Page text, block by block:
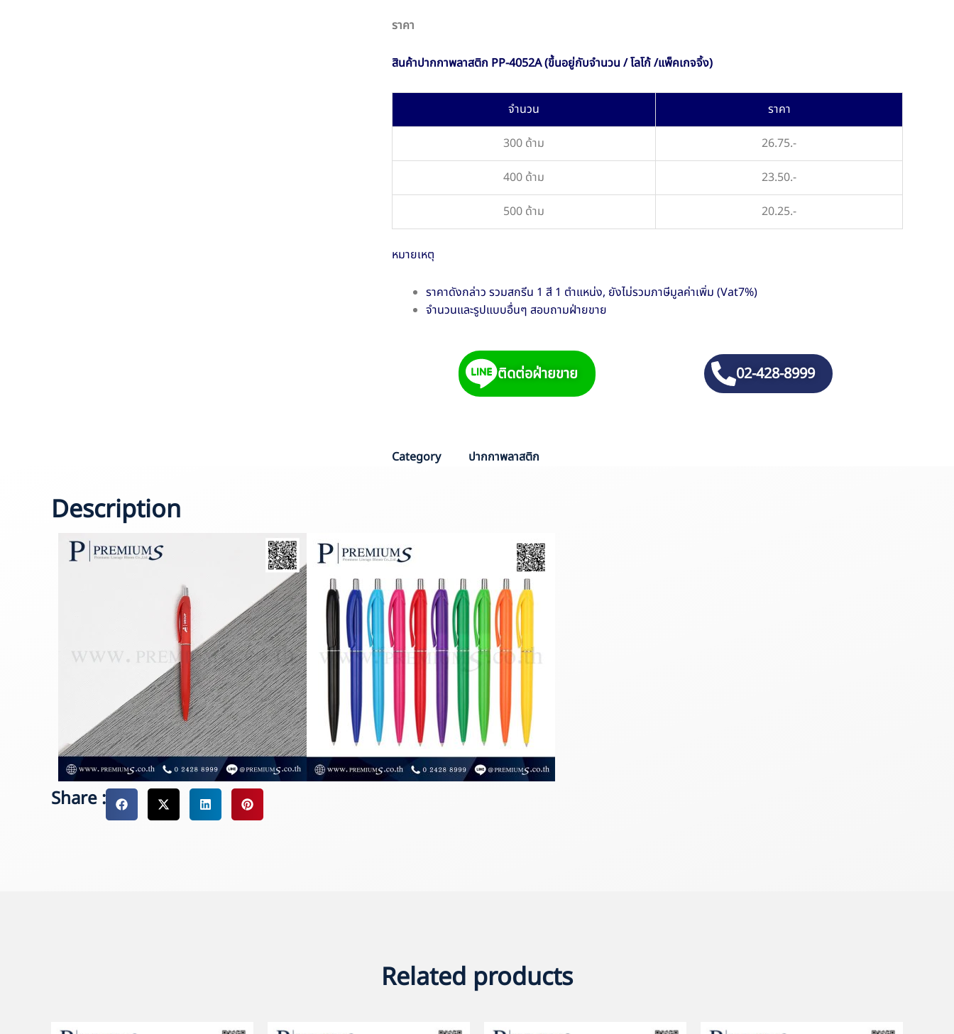
ราคา
สินค้าปากกาพลาสติก PP-4052A (ขึ้นอยู่กับจำนวน / โลโก้ /แพ็คเกจจิ้ง)
จำนวน
ราคา
300 ด้าม
26.75.-
400 ด้าม
23.50.-
500 ด้าม
20.25.-
หมายเหตุ
ราคาดังกล่าว รวมสกรีน 1 สี 1 ตำแหน่ง, ยังไม่รวมภาษีมูลค่าเพิ่ม (Vat7%)
จำนวนและรูปแบบอื่นๆ สอบถามฝ่ายขาย
ติดต่อฝ่ายขาย 02-428-8999
Category ปากกาพลาสติก
Description
Share :
Related products